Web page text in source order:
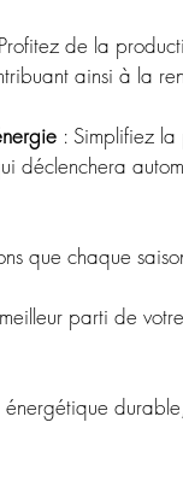
de la
ainsi à la
: Simplifiez
déclenchera
que chaque
parti de
énergétique